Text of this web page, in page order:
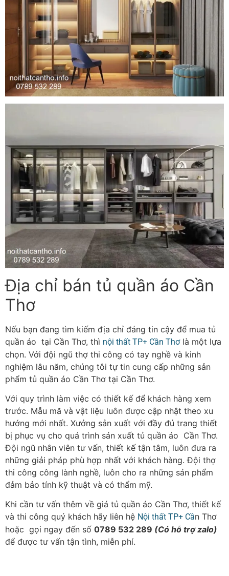
Địa chỉ bán tủ quần áo Cần
Thơ
Nếu bạn đang tìm kiếm địa chỉ đáng tin cậy để mua tủ
quần áo tại Cần Thơ, thì nội thất TP+ Cần Thơlà một lựa
chọn. Với đội ngũ thợ thi công có tay nghề và kinh
nghiệm lâu năm, chúng tôi tự tin cung cấp những sản
phẩm tủ quần áo Cần Thơ tại Cần Thơ.
Với quy trình làm việc có thiết kế để khách hàng xem
trước. Mẫu mã và vật liệu luôn được cập nhật theo xu
hướng mới nhất. Xưởng sản xuất với đầy đủ trang thiết
bị phục vụ cho quá trình sản xuất tủ quần áo Cần Thơ.
Đội ngũ nhân viên tư vấn, thiết kế tận tâm, luôn đưa ra
những giải pháp phù hợp nhất với khách hàng. Đội thợ
thi công công lành nghề, luôn cho ra những sản phẩm
đảm bảo tính kỹ thuật và có thẩm mỹ.
Khi cần tư vấn thêm về giá tủ quần áo Cần Thơ, thiết kế
và thi công quý khách hãy liên hệ Nội thất TP+ Cần Thơ
hoặc gọi ngay đến số 0789 532 289 (Có hỗ trợ zalo)
để được tư vấn tận tình, miễn phí.